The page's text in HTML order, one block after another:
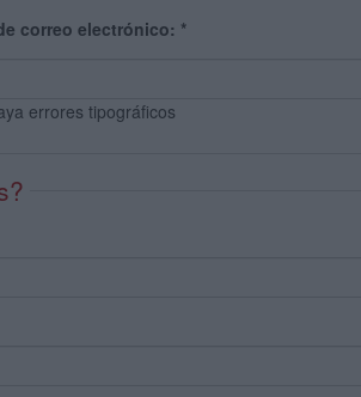
correo electrónico: *
errores tipográficos